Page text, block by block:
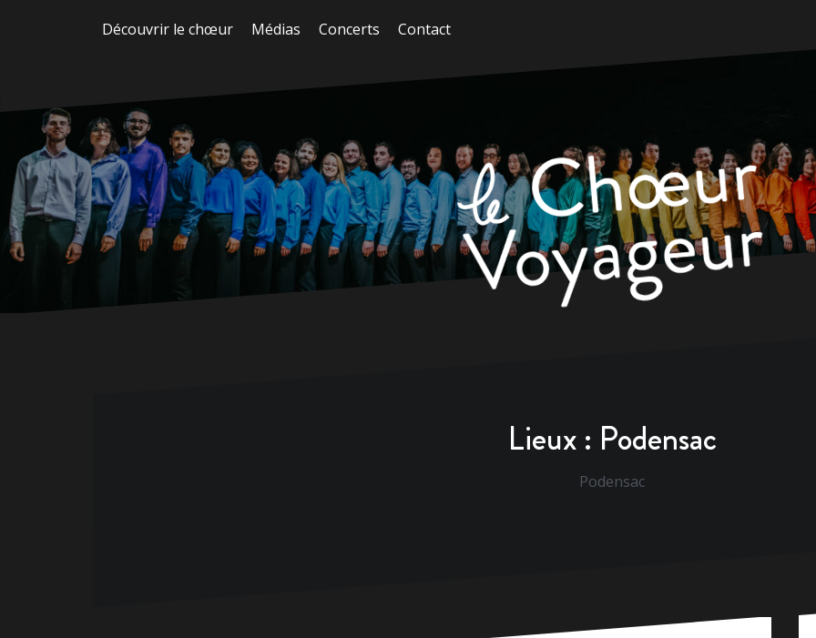
Découvrir le chœur Médias Concerts Contact
Lieux : Podensac
Podensac